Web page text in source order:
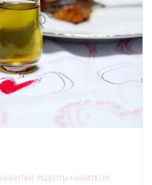
НАПИТКИ. РЕЦЕПТЫ НАПИТКОВ.